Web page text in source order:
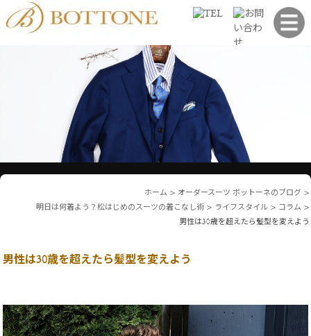
ホーム > オーダースーツ ボットーネのブログ >
明日は何着よう？松はじめのスーツの着こなし術 > ライフスタイル > コラム >
男性は30歳を超えたら髪型を変えよう
男性は30歳を超えたら髪型を変えよう